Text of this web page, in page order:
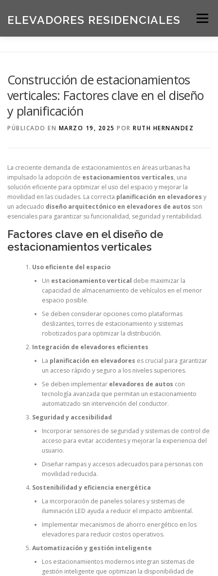
contenido
ELEVADORES RESIDENCIALES Menú
SOLICITE UNA COTIZACIÓN BLOG
ACERCA DE NOSOTROS
Construcción de estacionamientos
verticales: Factores clave en el diseño
y planificación
PÚBLICADO EN MARZO 19, 2025 POR RUTH HERNANDEZ
La creciente demanda de estacionamientos en áreas urbanas ha
impulsado la adopción de estacionamientos verticales, una
solución eficiente para optimizar el uso del espacio y mejorar la
movilidad en las ciudades. La correcta planificación en elevadores y
un adecuado diseño arquitectónico en elevadores de autos son
esenciales para garantizar su funcionalidad, seguridad y rentabilidad.
Factores clave en el diseño de
estacionamientos verticales
Uso eficiente del espacio
Un estacionamiento vertical debe maximizar la
capacidad de almacenamiento de vehículos en el menor
espacio posible.
Se deben considerar opciones como plataformas
deslizantes, torres de estacionamiento y sistemas
robotizados para optimizar la distribución.
Integración de elevadores eficientes
La planificación en elevadores es crucial para garantizar
un acceso rápido y seguro a los niveles superiores.
Se deben implementar elevadores de autos con
tecnología avanzada que permitan un estacionamiento
automatizado sin intervención del conductor.
Seguridad y accesibilidad
Incorporar sensores de seguridad y sistemas de control de
acceso para evitar accidentes y mejorar la experiencia del
usuario.
Diseñar rampas y accesos adecuados para personas con
movilidad reducida.
Sostenibilidad y eficiencia energética
La incorporación de paneles solares y sistemas de
iluminación LED ayuda a reducir el impacto ambiental.
Implementar mecanismos de ahorro energético en los
elevadores para reducir costos operativos.
Automatización y gestión inteligente
Los estacionamientos modernos integran sistemas de
gestión inteligente que optimizan la disponibilidad de